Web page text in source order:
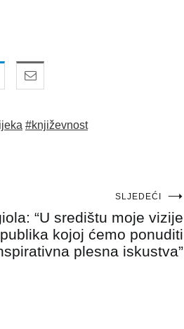
#književnost
SLJEDEĆI
“U središtu moje vizije
kojoj ćemo ponuditi
plesna iskustva”